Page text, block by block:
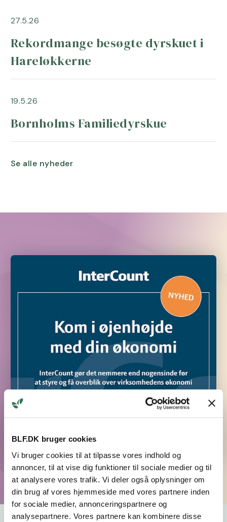
BLF.DK bruger cookies
Vi bruger cookies til at tilpasse vores indhold og
annoncer, til at vise dig funktioner til sociale medier og til
at analysere vores trafik. Vi deler også oplysninger om
din brug af vores hjemmeside med vores partnere inden
for sociale medier, annonceringspartnere og
analysepartnere. Vores partnere kan kombinere disse
27.5.26
Rekordmange besøgte dyrskuet i
Hareløkkerne
19.5.26
Bornholms Familiedyrskue
Se alle nyheder